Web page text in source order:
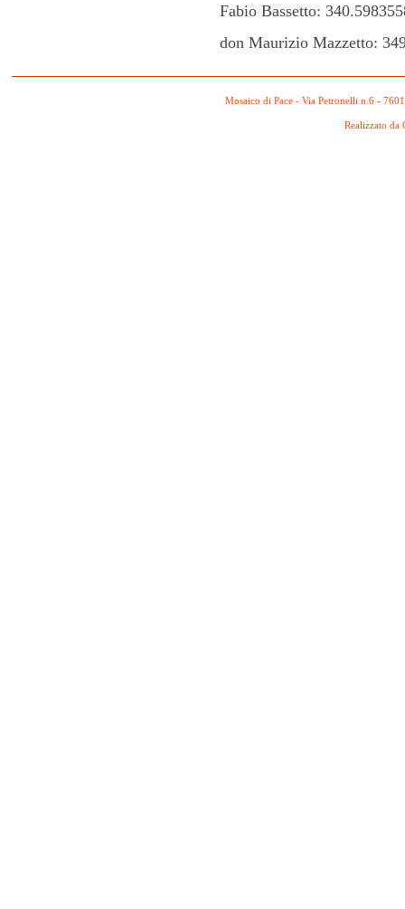
Fabio Bassetto:
don Maurizio Mazzetto:
Mosaico di Pace - Via Petronelli n.6 -
Realizzato